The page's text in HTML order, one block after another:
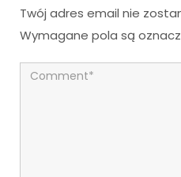
Twój adres email nie
Wymagane pola są